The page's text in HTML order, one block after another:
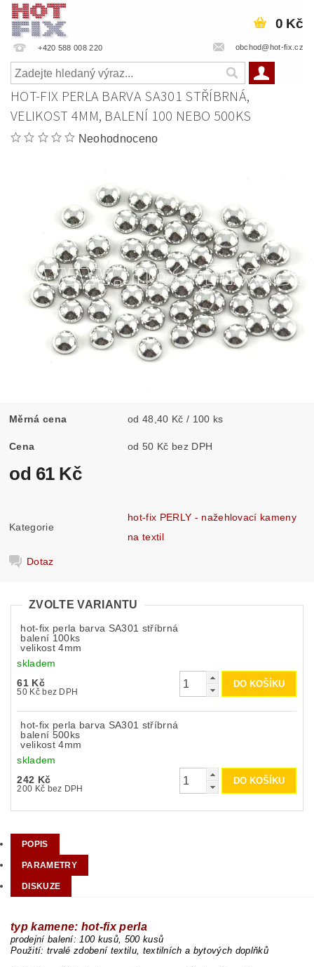
+420 588 008 220 obchod@hot-fix.cz
0 Kč
HOT-FIX PERLA BARVA SA301 STŘÍBRNÁ,
VELIKOST 4MM, BALENÍ 100 NEBO 500KS
Neohodnoceno
Měrná cena od 48,40 Kč / 100 ks
Cena od 50 Kč bez DPH
od 61 Kč
Kategorie
hot-fix PERLY - nažehlovací kameny
na textil
Dotaz
ZVOLTE VARIANTU
hot-fix perla barva SA301 stříbrná
balení 100ks
velikost 4mm
skladem
61 Kč
50 Kč bez DPH
hot-fix perla barva SA301 stříbrná
balení 500ks
velikost 4mm
skladem
242 Kč
200 Kč bez DPH
POPIS
PARAMETRY
DISKUZE
typ kamene: hot-fix perla
prodejní balení: 100 kusů, 500 kusů
Použití: trvalé zdobení textilu, textilních a bytových doplňků